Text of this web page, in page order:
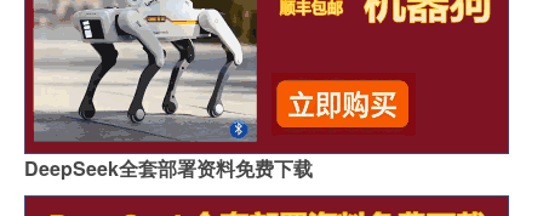
DeepSeek全套部署资料免费下载